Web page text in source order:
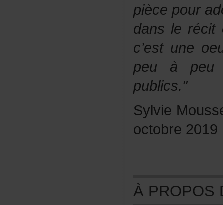
publics."
octobre2019